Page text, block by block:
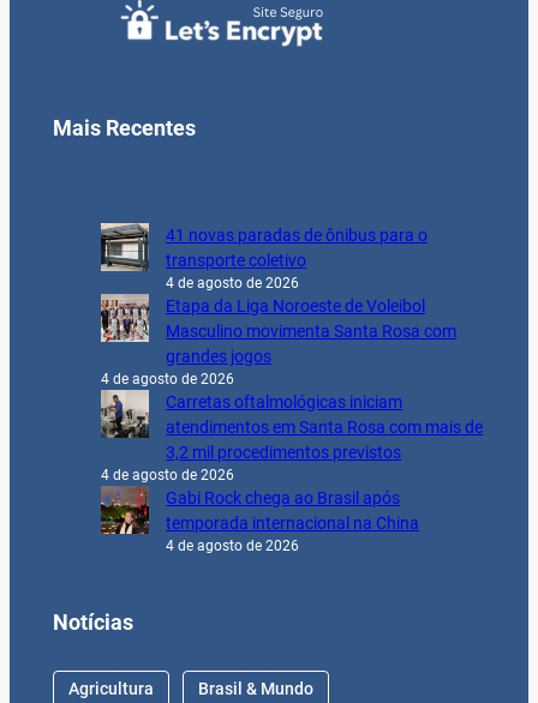
Mais Recentes
41 novas paradas de ônibus para o
transporte coletivo
4 de agosto de 2026
Etapa da Liga Noroeste de Voleibol
Masculino movimenta Santa Rosa com
grandes jogos
4 de agosto de 2026
Carretas oftalmológicas iniciam
atendimentos em Santa Rosa com mais de
3,2 mil procedimentos previstos
4 de agosto de 2026
Gabi Rock chega ao Brasil após
temporada internacional na China
4 de agosto de 2026
Notícias
Agricultura Brasil & Mundo